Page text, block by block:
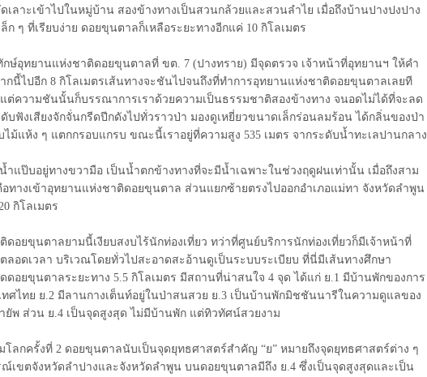
เลาะเข้าไปในหมู่บ้าน สองข้างทางเป็นสวนกล้วยและสวนลำไย เมื่อถึงบ้านปางปงปาง
ก ๆ ที่เรียบง่าย ดอยขุนตาลก็เหลือระยะทางอีกแค่ 10 กิโลเมตร
กษ์อุทยานแห่งชาติดอยขุนตาลที่ ขต. 7 (ปางทราย) มีจุดตรวจ เจ้าหน้าที่อุทยานฯ ให้คำ
กนี้ไปอีก 8 กิโลเมตรเส้นทางจะชันไปจนถึงที่ทำการอุทยานแห่งชาติดอยขุนตาลเลยที
แต่ความชันนั้นก็บรรณาการเราด้วยความเป็นธรรมชาติสองข้างทาง จนอดไม่ได้ที่จะลด
ดับฟังเสียงจักจั่นกรีดปีกดังไปทั่วราวป่า มองดูเหยี่ยวขนาดเล็กร่อนลมร้อน ได้กลิ่นของป่า
ไม้แห้ง ๆ แตกกรอบแกรบ ขณะนี้เราอยู่ที่ความสูง 535 เมตร จากระดับน้ำทะเลปานกลาง
ำแป๊บอยู่ทางขวามือ เป็นน้ำตกข้างทางที่จะมีน้ำเฉพาะในช่วงฤดูฝนเท่านั้น เมื่อถึงสาม
ทางเข้าอุทยานแห่งชาติดอยขุนตาล ส่วนแยกซ้ายตรงไปออกอำเภอแม่ทา จังหวัดลำพูน
กิโลเมตร
ดอยขุนตาลยามนี้เงียบสงบไร้นักท่องเที่ยว ทว่าที่ศูนย์บริการนักท่องเที่ยวก็มีเจ้าหน้าที่
ลอดเวลา บริเวณโดยทั่วไปสะอาดสะอ้านดูเป็นระบบระเบียบ ที่นี่มีเส้นทางศึกษา
ดอยขุนตาลระยะทาง 5.5 กิโลเมตร มีสถานที่น่าสนใจ 4 จุด ได้แก่ ย.1 มีบ้านพักของการ
ศไทย ย.2 มีลานกางเต็นท์อยู่ในป่าสนสวย ย.3 เป็นบ้านพักมิชชันนารีในความดูแลของ
ยัพ ส่วน ย.4 เป็นจุดสูงสุด ไม่มีบ้านพัก แต่ทิวทัศน์สวยงาม
โลกครั้งที่ 2 ดอยขุนตาลนับเป็นจุดยุทธศาสตร์สำคัญ “ย” หมายถึงจุดยุทธศาสตร์ต่าง ๆ
ณ์เขตจังหวัดลำปางและจังหวัดลำพูน บนดอยขุนตาลมีถึง ย.4 ซึ่งเป็นจุดสูงสุดและเป็น